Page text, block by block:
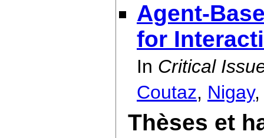
Agent-
for
In Critical
Coutaz, Nigay
Thèses et